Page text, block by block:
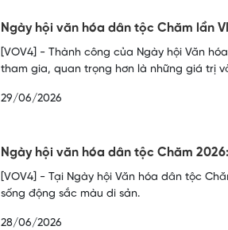
Ngày hội văn hóa dân tộc Chăm lần
[VOV4] - Thành công của Ngày hội Văn
tham gia, quan trọng hơn là những giá trị
29/06/2026
Ngày hội văn hóa dân tộc Chăm
[VOV4] - Tại Ngày hội Văn hóa dân tộc
sống động sắc màu di sản.
28/06/2026